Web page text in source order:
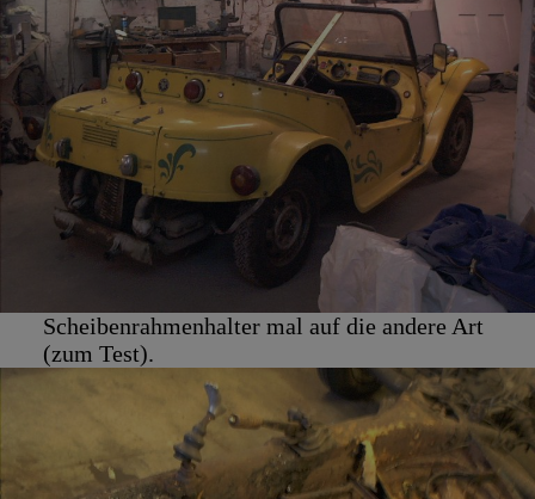
Scheibenrahmenhalter mal auf die andere Art
(zum Test).